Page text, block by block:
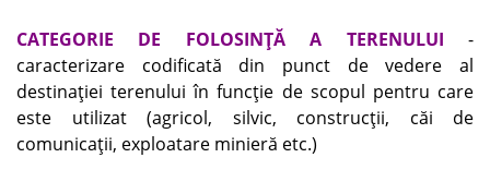
CATEGORIE DE FOLOSINŢĂ A TERENULUI -
caracterizare codificată din punct de vedere al
destinaţiei terenului în funcţie de scopul pentru care
este utilizat (agricol, silvic, construcţii, căi de
comunicaţii, exploatare minieră etc.)